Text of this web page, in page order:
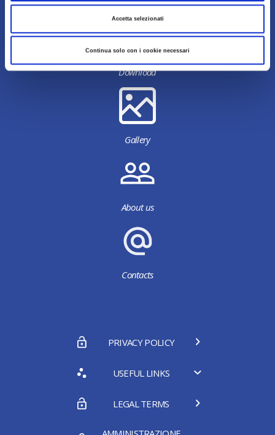
Accetta selezionati
Continua solo con i cookie necessari
Download
Gallery
About us
Contacts
PRIVACY POLICY
USEFUL LINKS
LEGAL TERMS